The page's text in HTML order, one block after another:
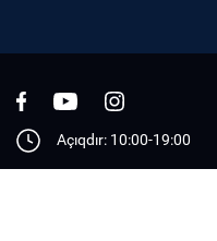
Açıqdır: 10:00-19:00